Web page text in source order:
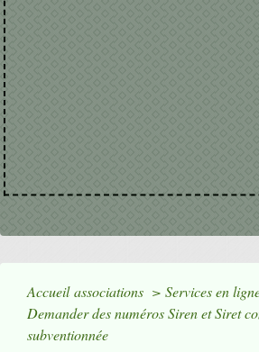
Accueil associations > Services en
Demander des numéros Siren et Siret
subventionnée